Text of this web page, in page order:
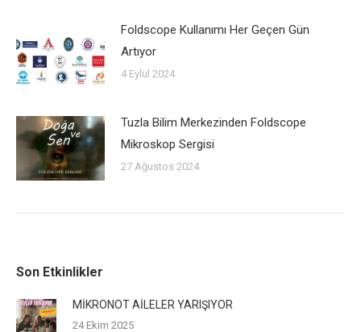
Foldscope Kullanımı Her Geçen Gün
Artıyor
4 Eylül 2024
Tuzla Bilim Merkezinden Foldscope
Mikroskop Sergisi
27 Ağustos 2024
Son Etkinlikler
MİKRONOT AİLELER YARIŞIYOR
24 Ekim 2025